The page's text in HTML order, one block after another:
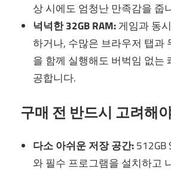
상 시에도 엄청난 만족감을 줍
넉넉한 32GB RAM:게임과 동
하거나, 수많은 브라우저 탭과
을 함께 실행해도 버벅임 없는
공합니다.
구매 전 반드시 고려해
다소 아쉬운 저장 공간:512GB
와 필수 프로그램을 설치하고